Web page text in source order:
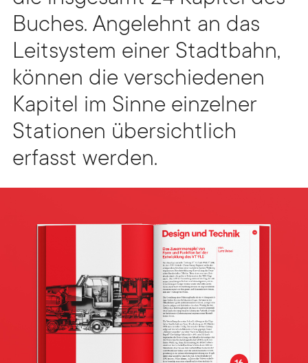
Buches. Angelehnt an das
Leitsystem einer Stadtbahn,
können die verschiedenen
Kapitel im Sinne einzelner
Stationen übersichtlich
erfasst werden.